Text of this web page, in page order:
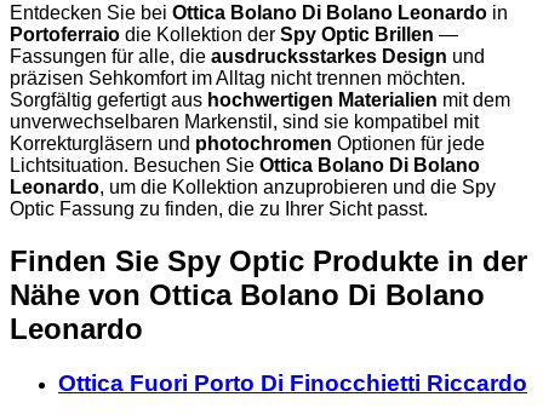
Entdecken Sie bei Ottica Bolano Di Bolano Leonardo in
Portoferraio die Kollektion der Spy Optic Brillen —
Fassungen für alle, die ausdrucksstarkes Design und
präzisen Sehkomfort im Alltag nicht trennen möchten.
Sorgfältig gefertigt aus hochwertigen Materialien mit dem
unverwechselbaren Markenstil, sind sie kompatibel mit
Korrekturgläsern und photochromen Optionen für jede
Lichtsituation. Besuchen Sie Ottica Bolano Di Bolano
Leonardo, um die Kollektion anzuprobieren und die Spy
Optic Fassung zu finden, die zu Ihrer Sicht passt.
Finden Sie Spy Optic Produkte in der
Nähe von Ottica Bolano Di Bolano
Leonardo
Ottica Fuori Porto Di Finocchietti Riccardo